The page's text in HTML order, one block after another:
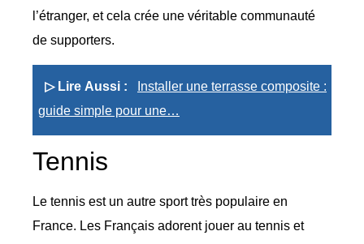
l’étranger, et cela crée une véritable communauté
de supporters.
▷ Lire Aussi :
Installer une terrasse composite :
guide simple pour une…
Tennis
Le tennis est un autre sport très populaire en
France. Les Français adorent jouer au tennis et